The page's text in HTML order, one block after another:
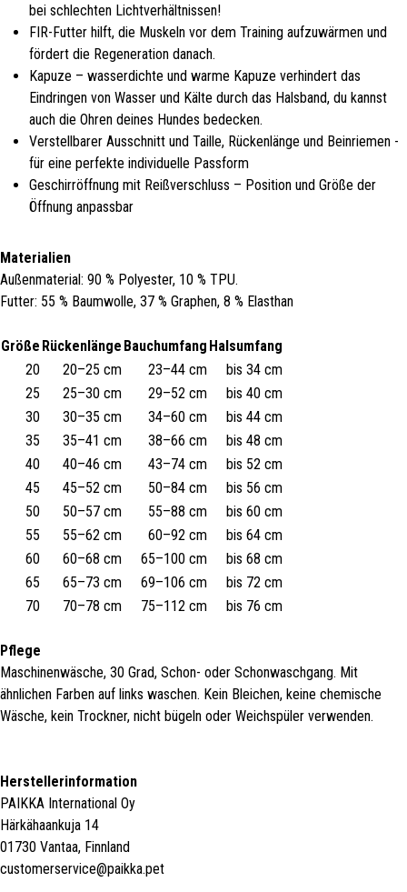
bei schlechten Lichtverhältnissen!
FIR-Futter hilft, die Muskeln vor dem Training aufzuwärmen und
fördert die Regeneration danach.
Kapuze – wasserdichte und warme Kapuze verhindert das
Eindringen von Wasser und Kälte durch das Halsband, du kannst
auch die Ohren deines Hundes bedecken.
Verstellbarer Ausschnitt und Taille, Rückenlänge und Beinriemen -
für eine perfekte individuelle Passform
Geschirröffnung mit Reißverschluss – Position und Größe der
Öffnung anpassbar
Materialien
Außenmaterial: 90 % Polyester, 10 % TPU.
Futter: 55 % Baumwolle, 37 % Graphen, 8 % Elasthan
Größe Rückenlänge Bauchumfang Halsumfang
20
20–25 cm 23–44 cm
bis 34 cm
25
25–30 cm 29–52 cm
bis 40 cm
30
30–35 cm 34–60 cm
bis 44 cm
35
35–41 cm 38–66 cm
bis 48 cm
40
40–46 cm 43–74 cm
bis 52 cm
45
45–52 cm 50–84 cm
bis 56 cm
50
50–57 cm 55–88 cm
bis 60 cm
55
55–62 cm 60–92 cm
bis 64 cm
60
60–68 cm 65–100 cm
bis 68 cm
65
65–73 cm 69–106 cm
bis 72 cm
70
70–78 cm 75–112 cm bis 76 cm
Pflege
Maschinenwäsche, 30 Grad, Schon- oder Schonwaschgang. Mit
ähnlichen Farben auf links waschen. Kein Bleichen, keine chemische
Wäsche, kein Trockner, nicht bügeln oder Weichspüler verwenden.
Herstellerinformation
PAIKKA International Oy
Härkähaankuja 14
01730 Vantaa, Finnland
customerservice@paikka.pet